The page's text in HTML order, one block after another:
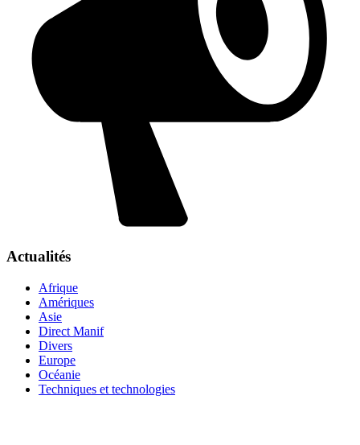
Actualités
Afrique
Amériques
Asie
Direct Manif
Divers
Europe
Océanie
Techniques et technologies